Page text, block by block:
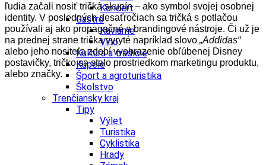
Koncert
Gastro
Kaviarne
Víno
Kultúra a tradície
Kúpele
Šport a agroturistika
Školstvo
Trenčiansky kraj
Tipy
Výlet
Turistika
Cyklistika
Hrady
ľudia začali nosiť tričká skupín – ako symbol svojej osobnej
identity. V posledných desaťročiach sa tričká s potlačou
používali aj ako propagačné a brandingové nástroje. Či už je
na prednej strane trička vyryté napríklad slovo „Addidas“
alebo jeho nositeľa zdobí vyobrazenie obľúbenej Disney
postavičky, tričko sa stalo prostriedkom marketingu produktu,
alebo značky.